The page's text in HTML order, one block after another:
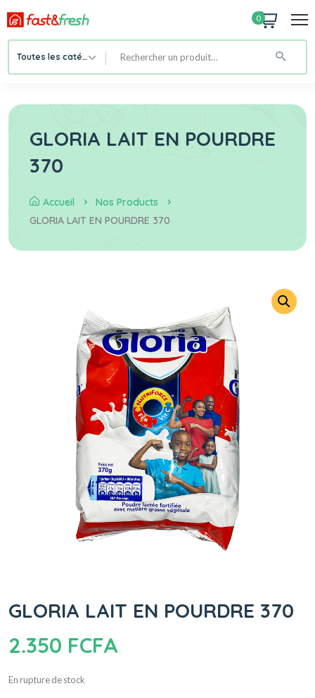
0
Toutes les catégories
GLORIA LAIT EN POURDRE
370
Accueil
Nos Products
GLORIA LAIT EN POURDRE 370
GLORIA LAIT EN POURDRE 370
2.350 FCFA
En rupture de stock